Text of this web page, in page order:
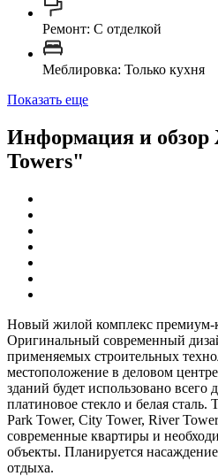
Ремонт: C отделкой
Меблировка: Только кухня
Показать еще
Информация и
Towers"
Новый жилой комплекс премиум-
Оригинальный современный
применяемых строительных
местоположение в деловом
зданий будет использовано всего
платиновое стекло и белая
Park Tower, City Tower, River
современные квартиры и
объекты. Планируется
отдыха.